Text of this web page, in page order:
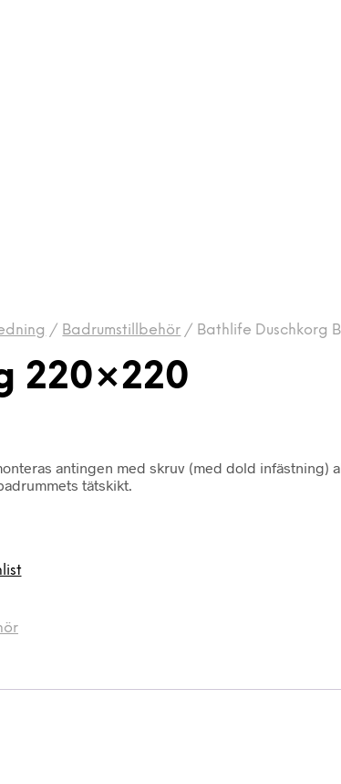
/ Badrumstillbehör / Bathlife Duschkorg
220×220
antingen med skruv (med dold infästning)
tätskikt.